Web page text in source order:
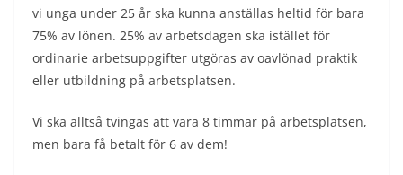
vi unga under 25 år ska kunna anställas heltid för bara
75% av lönen. 25% av arbetsdagen ska istället för
ordinarie arbetsuppgifter utgöras av oavlönad praktik
eller utbildning på arbetsplatsen.
Vi ska alltså tvingas att vara 8 timmar på arbetsplatsen,
men bara få betalt för 6 av dem!